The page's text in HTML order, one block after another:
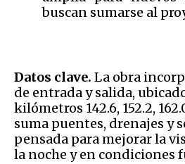
buscan sumarse al
Datos clave. La obra
de entrada y salida,
kilómetros 142.6, 152.2,
suma puentes, drenajes y
pensada para mejorar la
la noche y en condiciones